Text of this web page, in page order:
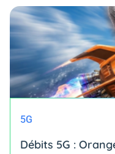
5G
Débits 5G :